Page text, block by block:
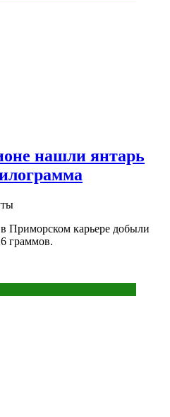
нашли янтарь
Приморском карьере добыли
граммов.